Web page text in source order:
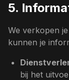
5.
We verkopen
kunnen je
bij het